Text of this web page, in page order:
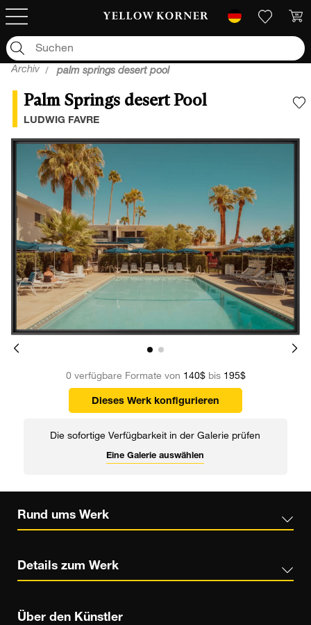
Archiv palm springs desert pool
Palm Springs desert Pool
LUDWIG FAVRE
0 verfügbare Formate von 140$bis 195$
Dieses Werk konfigurieren
Die sofortige Verfügbarkeit in der Galerie prüfen
Eine Galerie auswählen
Rund ums Werk
Details zum Werk
Über den Künstler